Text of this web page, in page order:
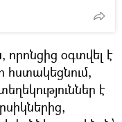
որոնցից օգտվել է
է